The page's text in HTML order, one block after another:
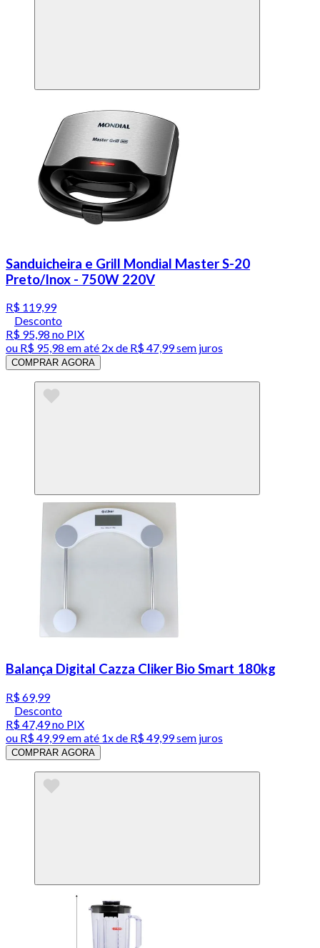
Sanduicheira e Grill Mondial Master S-20
Preto/Inox - 750W 220V
R$ 119,99
Desconto
R$ 95,98 no PIX
ou R$ 95,98 em até 2x de R$ 47,99 sem juros
COMPRAR AGORA
Balança Digital Cazza Cliker Bio Smart 180kg
R$ 69,99
Desconto
R$ 47,49no PIX
ou R$ 49,99em até 1x de R$ 49,99sem juros
COMPRAR AGORA